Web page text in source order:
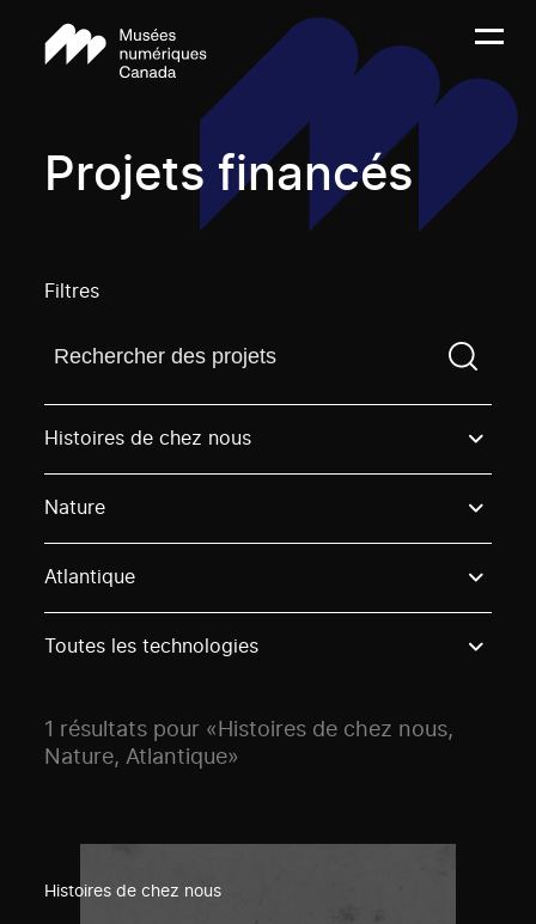
Projets financés
Filtres
Trouvez un projetVous devez saisir un terme de
Histoires de chez nous
Nature
Atlantique
Toutes les technologies
1 résultats pour «Histoires de chez nous,
Nature, Atlantique»
Histoires de chez nous